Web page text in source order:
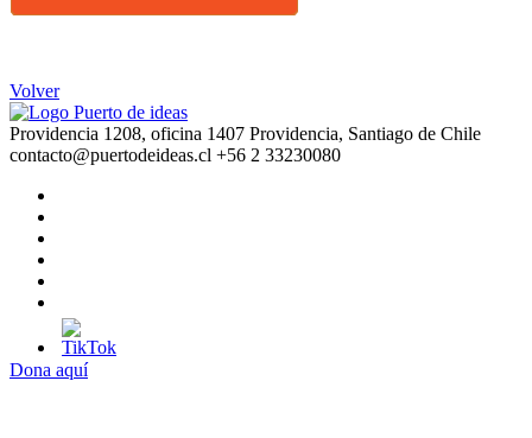
Volver
Providencia 1208, oficina 1407 Providencia, Santiago de Chile
contacto@puertodeideas.cl +56 2 33230080
Dona aquí